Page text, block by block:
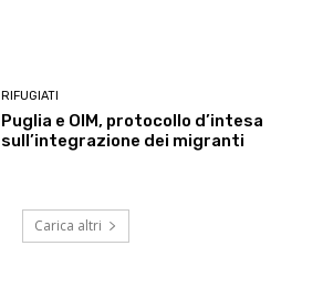
RIFUGIATI
Puglia e OIM, protocollo d’intesa
sull’integrazione dei migranti
Carica altri